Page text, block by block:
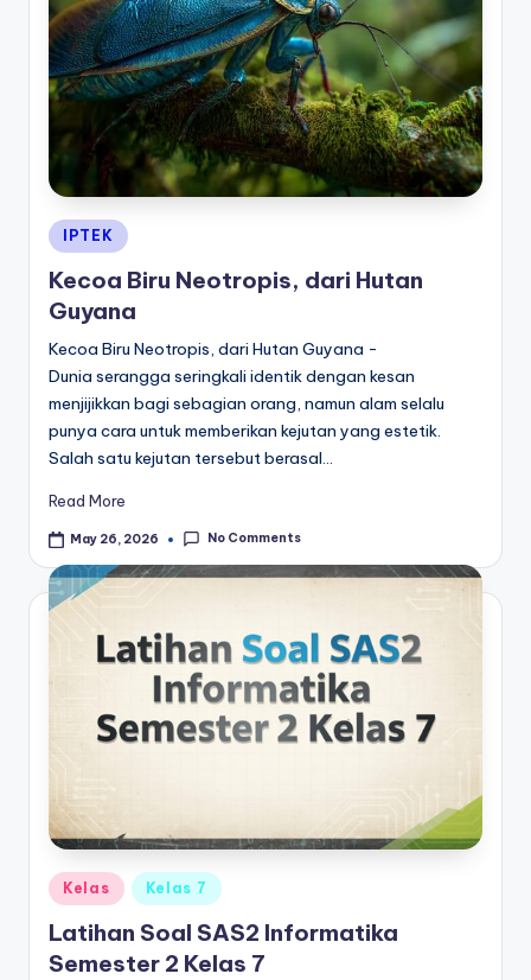
Posted
in
IPTEK
Kecoa Biru Neotropis, dari Hutan
Guyana
Kecoa Biru Neotropis, dari Hutan Guyana -
Dunia serangga seringkali identik dengan kesan
menjijikkan bagi sebagian orang, namun alam selalu
punya cara untuk memberikan kejutan yang estetik.
Salah satu kejutan tersebut berasal…
Read More
May 26, 2026 No Comments
Posted
in
Kelas Kelas 7
Latihan Soal SAS2 Informatika
Semester 2 Kelas 7